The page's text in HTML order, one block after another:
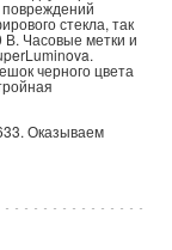
стекла, так
В. Часовые метки и
черного цвета
Оказываем